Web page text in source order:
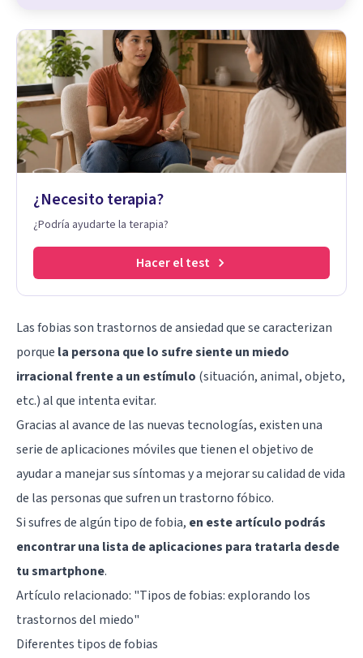
¿Necesito terapia?
¿Podría ayudarte la terapia?
Hacer el test
Las fobiasson trastornos de ansiedadque se caracterizan
porque la persona que lo sufre siente un miedo
irracional frente a un estímulo (situación, animal, objeto,
etc.) al que intenta evitar.
Gracias al avance de las nuevas tecnologías, existen una
serie de aplicaciones móviles que tienen el objetivo de
ayudar a manejar sus síntomas y a mejorar su calidad de vida
de las personas que sufren un trastorno fóbico.
Si sufres de algún tipo de fobia, en este artículo podrás
encontrar una lista de aplicaciones para tratarla desde
tu smartphone.
Artículo relacionado: "Tipos de fobias: explorando los
trastornos del miedo"
Diferentes tipos de fobias